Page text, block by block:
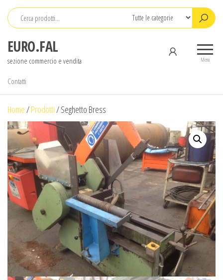
Salta
contenuto
EURO.FAL
sezione commercio e vendita Menu
Contatti
Home/Prodotti/Seghetto Bress